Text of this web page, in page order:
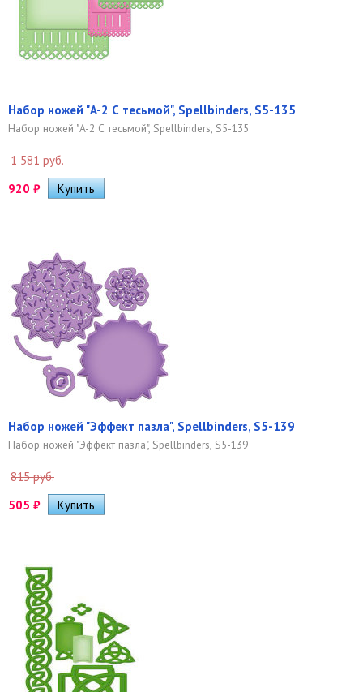
Набор ножей "A-2 С тесьмой", Spellbinders, S5-135
Набор ножей "A-2 С тесьмой", Spellbinders, S5-135
1 581 руб.
920 ₽
Набор ножей "Эффект пазла", Spellbinders, S5-139
Набор ножей "Эффект пазла", Spellbinders, S5-139
815 руб.
505 ₽